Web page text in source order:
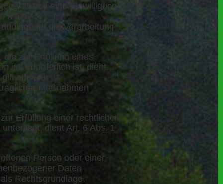
Daten eine Einwilligung
a EU-
für die Verarbeitung
die zur Erfüllung eines
ist, erforderlich ist, dient
auch für
Maßnahmen
Erfüllung einer rechtlichen
dient Art. 6 Abs. 1
Person oder einer
Daten
Rechtsgrundlage.